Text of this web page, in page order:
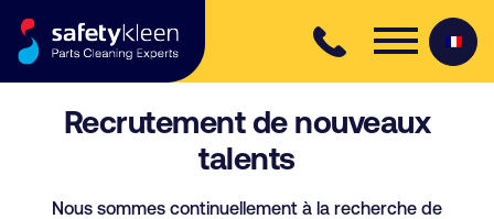
Recrutement de nouveaux
talents
Nous sommes continuellement à la recherche de